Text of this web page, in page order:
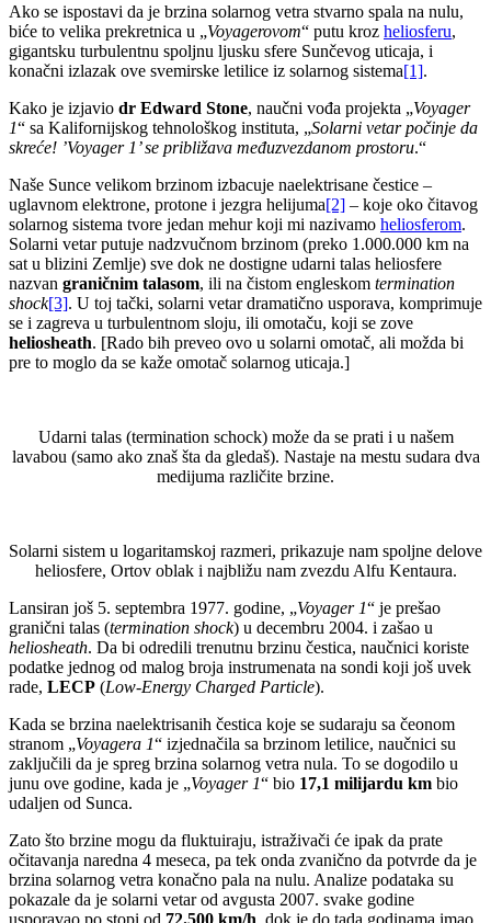
Ako se ispostavi da je brzina solarnog vetra stvarno spala na nulu,
biće to velika prekretnica u „Voyagerovom“ putu kroz heliosferu,
gigantsku turbulentnu spoljnu ljusku sfere Sunčevog uticaja, i
konačni izlazak ove svemirske letilice iz solarnog sistema[1].
Kako je izjavio dr Edward Stone, naučni vođa projekta „Voyager
1“ sa Kalifornijskog tehnološkog instituta, „Solarni vetar počinje da
skreće! ’Voyager 1’ se približava međuzvezdanom prostoru.“
Naše Sunce velikom brzinom izbacuje naelektrisane čestice –
uglavnom elektrone, protone i jezgra helijuma[2] – koje oko čitavog
solarnog sistema tvore jedan mehur koji mi nazivamo heliosferom.
Solarni vetar putuje nadzvučnom brzinom (preko 1.000.000 km na
sat u blizini Zemlje) sve dok ne dostigne udarni talas heliosfere
nazvan graničnim talasom, ili na čistom engleskom termination
shock[3]. U toj tački, solarni vetar dramatično usporava, komprimuje
se i zagreva u turbulentnom sloju, ili omotaču, koji se zove
heliosheath. [Rado bih preveo ovo u solarni omotač, ali možda bi
pre to moglo da se kaže omotač solarnog uticaja.]
Udarni talas (termination schock) može da se prati i u našem
lavabou (samo ako znaš šta da gledaš). Nastaje na mestu sudara dva
medijuma različite brzine.
Solarni sistem u logaritamskoj razmeri, prikazuje nam spoljne delove
heliosfere, Ortov oblak i najbližu nam zvezdu Alfu Kentaura.
Lansiran još 5. septembra 1977. godine, „Voyager 1“ je prešao
granični talas (termination shock) u decembru 2004. i zašao u
heliosheath. Da bi odredili trenutnu brzinu čestica, naučnici koriste
podatke jednog od malog broja instrumenata na sondi koji još uvek
rade, LECP (Low-Energy Charged Particle).
Kada se brzina naelektrisanih čestica koje se sudaraju sa čeonom
stranom „Voyagera 1“ izjednačila sa brzinom letilice, naučnici su
zaključili da je spreg brzina solarnog vetra nula. To se dogodilo u
junu ove godine, kada je „Voyager 1“ bio 17,1 milijardu km bio
udaljen od Sunca.
Zato što brzine mogu da fluktuiraju, istraživači će ipak da prate
očitavanja naredna 4 meseca, pa tek onda zvanično da potvrde da je
brzina solarnog vetra konačno pala na nulu. Analize podataka su
pokazale da je solarni vetar od avgusta 2007. svake godine
usporavao po stopi od 72.500 km/h , dok je do tada godinama imao